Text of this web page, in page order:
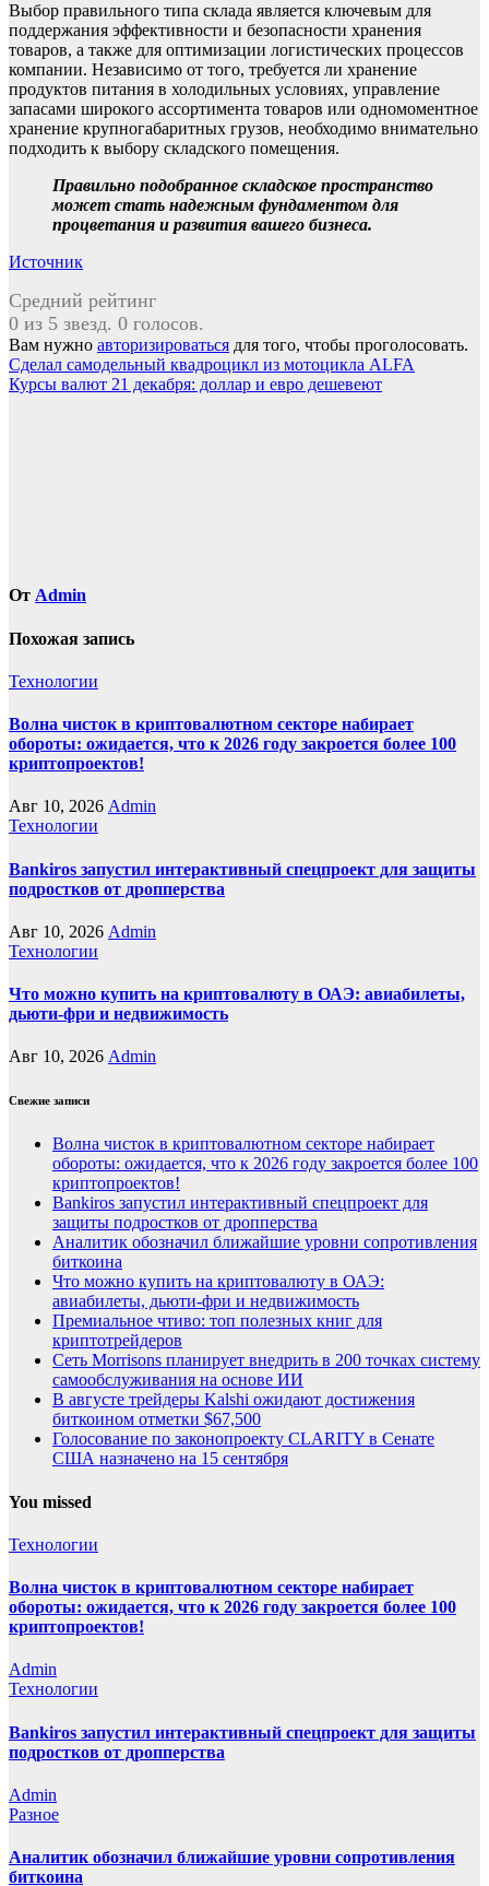
Выбор правильного типа склада является ключевым для
поддержания эффективности и безопасности хранения
товаров, а также для оптимизации логистических процессов
компании. Независимо от того, требуется ли хранение
продуктов питания в холодильных условиях, управление
запасами широкого ассортимента товаров или одномоментное
хранение крупногабаритных грузов, необходимо внимательно
подходить к выбору складского помещения.
Правильно подобранное складское пространство
может стать надежным фундаментом для
процветания и развития вашего бизнеса.
Источник
Средний рейтинг
0 из 5 звезд. 0 голосов.
Вам нужно авторизироваться для того, чтобы проголосовать.
Навигация
по
Сделал самодельный квадроцикл из мотоцикла ALFA
Курсы валют 21 декабря: доллар и евро дешевеют
От Admin
Похожая запись
Технологии
Волна чисток в криптовалютном секторе набирает
обороты: ожидается, что к 2026 году закроется более 100
криптопроектов!
Авг 10, 2026 Admin
Технологии
Bankiros запустил интерактивный спецпроект для защиты
подростков от дропперства
Авг 10, 2026 Admin
Технологии
Что можно купить на криптовалюту в ОАЭ: авиабилеты,
дьюти-фри и недвижимость
Авг 10, 2026 Admin
Свежие записи
Волна чисток в криптовалютном секторе набирает
обороты: ожидается, что к 2026 году закроется более 100
криптопроектов!
Bankiros запустил интерактивный спецпроект для
защиты подростков от дропперства
Аналитик обозначил ближайшие уровни сопротивления
биткоина
Что можно купить на криптовалюту в ОАЭ:
авиабилеты, дьюти-фри и недвижимость
Премиальное чтиво: топ полезных книг для
криптотрейдеров
Сеть Morrisons планирует внедрить в 200 точках систему
самообслуживания на основе ИИ
В августе трейдеры Kalshi ожидают достижения
биткоином отметки $67,500
Голосование по законопроекту CLARITY в Сенате
США назначено на 15 сентября
You missed
Технологии
Волна чисток в криптовалютном секторе набирает
обороты: ожидается, что к 2026 году закроется более 100
криптопроектов!
Admin
Технологии
Bankiros запустил интерактивный спецпроект для защиты
подростков от дропперства
Admin
Разное
Аналитик обозначил ближайшие уровни сопротивления
биткоина